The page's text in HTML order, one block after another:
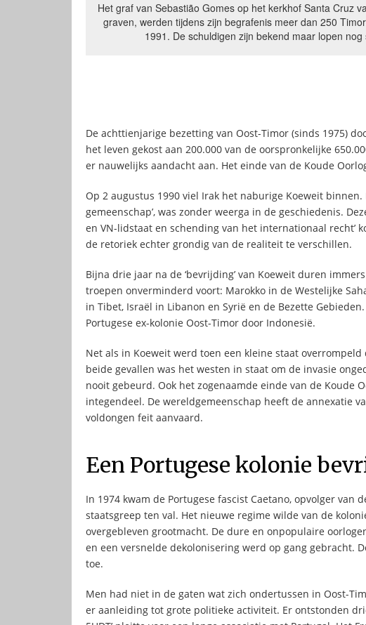
Het graf van Sebastião Gomes op het kerkhof Santa Cruz
graven, werden tijdens zijn begrafenis meer dan 250
1991. De schuldigen zijn bekend maar lopen
De achttienjarige bezetting van Oost-Timor (sinds 1975)
het leven gekost aan 200.000 van de oorspronkelijke
er nauwelijks aandacht aan. Het einde van de Koude
Op 2 augustus 1990 viel Irak het naburige Koeweit
gemeenschap’, was zonder weerga in de geschiedenis.
en VN-lidstaat en schending van het internationaal recht’
de retoriek echter grondig van de realiteit te verschillen.
Bijna drie jaar na de ‘bevrijding’ van Koeweit duren
troepen onverminderd voort: Marokko in de Westelijke
in Tibet, Israël in Libanon en Syrië en de Bezette
Portugese ex-kolonie Oost-Timor door Indonesië.
Net als in Koeweit werd toen een kleine staat
beide gevallen was het westen in staat om de invasie
nooit gebeurd. Ook het zogenaamde einde van de Koude
integendeel. De wereldgemeenschap heeft de annexatie
voldongen feit aanvaard.
Een Portugese kolonie
In 1974 kwam de Portugese fascist Caetano, opvolger van
staatsgreep ten val. Het nieuwe regime wilde van de
overgebleven grootmacht. De dure en onpopulaire
en een versnelde dekolonisering werd op gang gebracht.
toe.
Men had niet in de gaten wat zich ondertussen in Oost-
er aanleiding tot grote politieke activiteit. Er ontstonden